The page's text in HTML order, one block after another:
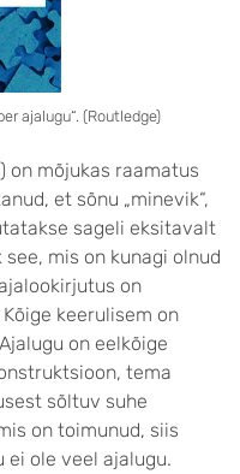
ajalugu“. (Routledge)
on mõjukas raamatus
et sõnu „minevik“,
sageli eksitavalt
mis on kunagi olnud
on
keerulisem on
on eelkõige
tema
sõltuv suhe
on toimunud, siis
ei ole veel ajalugu.